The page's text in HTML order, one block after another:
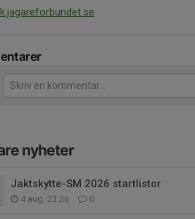
nyheter
Jaktskytte-SM 2026 startlistor
4 aug, 23:26 0